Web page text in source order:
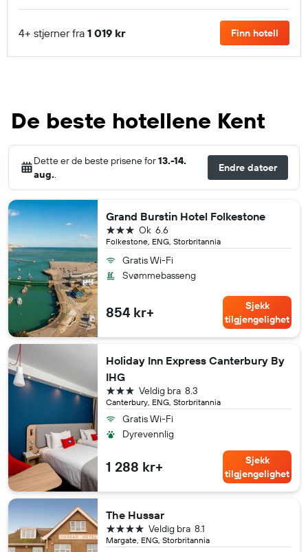
4+ stjerner fra 1 019 kr Finn hotell
De beste hotellene Kent
Dette er de beste prisene for13.-14.
aug.
Endre datoer
Grand Burstin Hotel Folkestone
Folkestone, ENG, Storbritannia
6.6
Ok
3 stjerner
Gratis Wi-Fi
Svømmebasseng
854 kr+
Sjekk
tilgjengelighet
Holiday Inn Express Canterbury By
IHG
Canterbury, ENG, Storbritannia
8.3
Veldig bra
3 stjerner
Gratis Wi-Fi
Dyrevennlig
1 288 kr+
Sjekk
tilgjengelighet
The Hussar
Margate, ENG, Storbritannia
8.1
Veldig bra
4 stjerner